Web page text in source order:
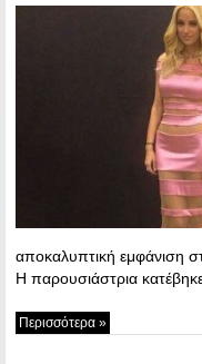
αποκαλυπτική εμφάνιση
Η παρουσιάστρια
Περισσότερα »